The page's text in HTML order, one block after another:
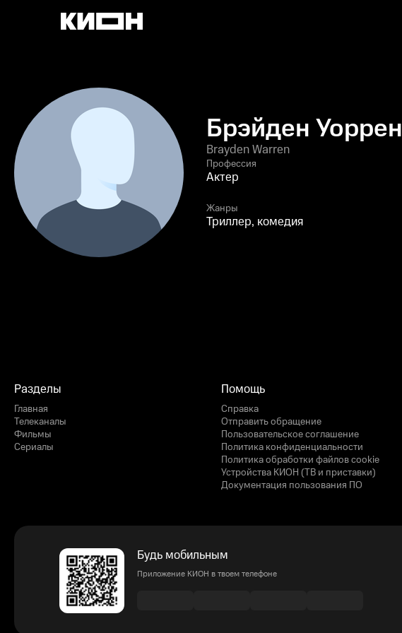
Брэйден Уоррен
Brayden Warren
Профессия
Актер
Жанры
Триллер, комедия
Разделы
Главная
Телеканалы
Фильмы
Сериалы
Помощь
Справка
Отправить обращение
Пользовательское соглашение
Политика конфиденциальности
Политика обработки файлов cookie
Устройства КИОН (ТВ и приставки)
Документация пользования ПО
Будь мобильным
Приложение КИОН в твоем телефоне